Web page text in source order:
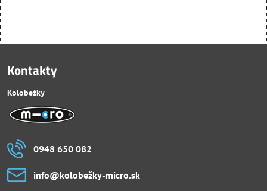
Kontakty
Kolobežky
0948 650 082
info​@kolobežky-micro​.sk